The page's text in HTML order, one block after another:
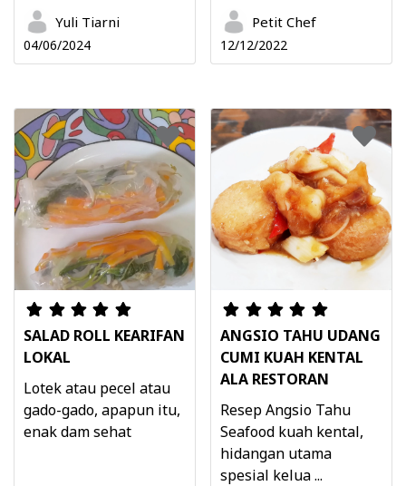
Yuli Tiarni
04/06/2024
Petit Chef
12/12/2022
SALAD ROLL KEARIFAN
LOKAL
Lotek atau pecel atau
gado-gado, apapun itu,
enak dam sehat
ANGSIO TAHU UDANG
CUMI KUAH KENTAL
ALA RESTORAN
Resep Angsio Tahu
Seafood kuah kental,
hidangan utama
spesial kelua ...